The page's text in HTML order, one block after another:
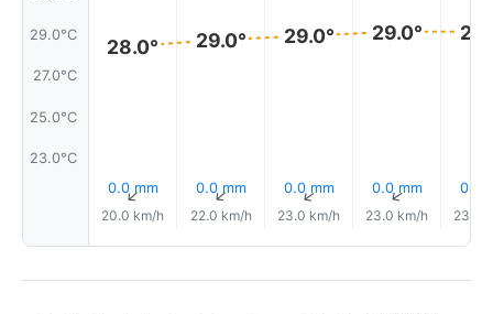
29.0°C
27.0°C
25.0°C
23.0°C
28.0°
0.0 mm
↑
20.0 km/h
29.0°
0.0 mm
↑
22.0 km/h
29.0°
0.0 mm
↑
23.0 km/h
29.0°
0.0 mm
↑
23.0 km/h
0.0
23.0